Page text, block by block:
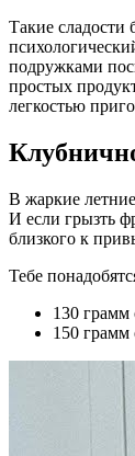
Такие сладости
подружками
простых
легкостью
В жаркие
И если грызть
близкого к
Тебе
130
150 грамм